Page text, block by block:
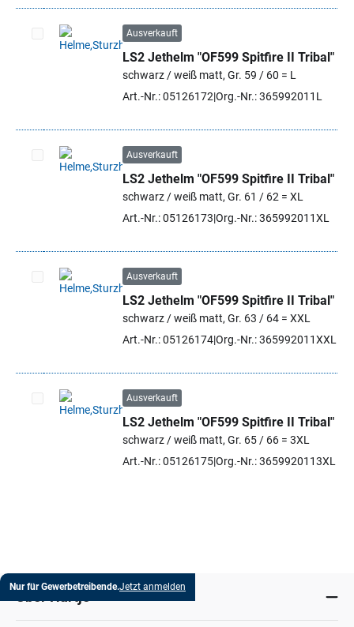
Artikel auswählen
Ausverkauft
LS2 Jethelm "OF599 Spitfire II Tribal"
schwarz / weiß matt, Gr. 59 / 60 = L
Art.-Nr.: 05126172 Org.-Nr.: 365992011L
Artikel auswählen
Ausverkauft
LS2 Jethelm "OF599 Spitfire II Tribal"
schwarz / weiß matt, Gr. 61 / 62 = XL
Art.-Nr.: 05126173 Org.-Nr.: 365992011XL
Artikel auswählen
Ausverkauft
LS2 Jethelm "OF599 Spitfire II Tribal"
schwarz / weiß matt, Gr. 63 / 64 = XXL
Art.-Nr.: 05126174Org.-Nr.: 365992011XXL
Artikel auswählen
Ausverkauft
LS2 Jethelm "OF599 Spitfire II Tribal"
schwarz / weiß matt, Gr. 65 / 66 = 3XL
Art.-Nr.: 05126175Org.-Nr.: 3659920113XL
Nur für Gewerbetreibende.Jetzt anmelden